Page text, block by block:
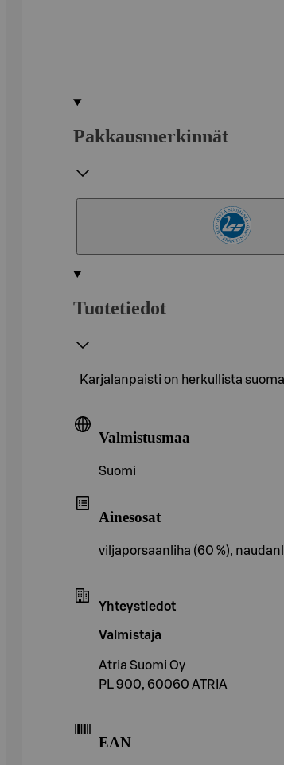
Pakkausmerkinnät
Tuotetiedot
Karjalanpaisti on herkullista
Valmistusmaa
Suomi
Ainesosat
viljaporsaanliha (60 %),
Yhteystiedot
Valmistaja
Atria Suomi Oy
PL 900, 60060 ATRIA
EAN